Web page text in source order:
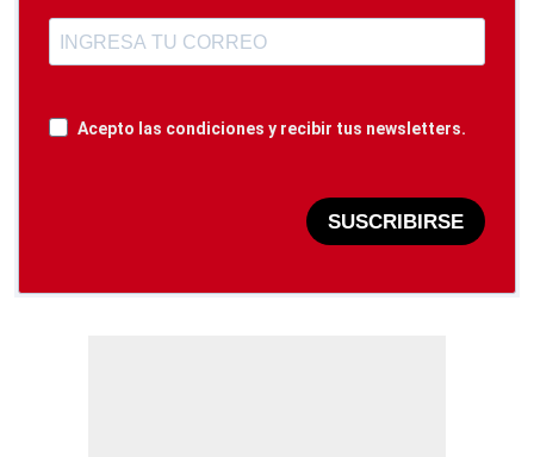
Acepto las condiciones y recibir tus newsletters.
SUSCRIBIRSE